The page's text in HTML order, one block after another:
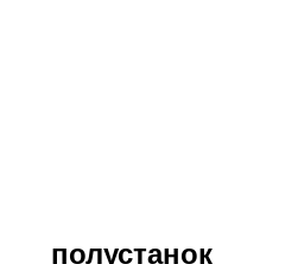
полустанок